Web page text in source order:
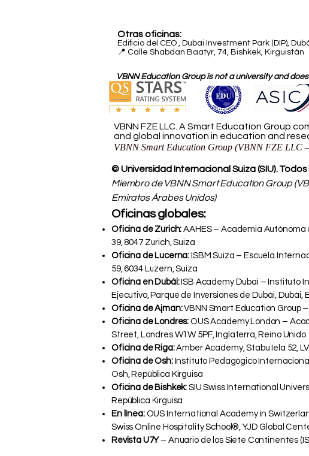
Otras oficinas:
Edificio del CEO , Dubai Investment Park (DIP),
📍 Calle Shabdan Baatyr, 74, Bishkek, Kirguistán
VBNN Education Group is not a university and
VBNN FZE LLC. A Smart Education Group
and global innovation in education and
VBNN Smart Education Group (VBNN FZE LLC
© Universidad Internacional Suiza (SIU).
Miembro de VBNN Smart Education Group
Emiratos Árabes Unidos)
Oficinas globales:
Oficina de Zurich: AAHES – Academia Autónoma
39, 8047 Zurich, Suiza
Oficina de Lucerna: ISBM Suiza – Escuela
59, 6034 Luzern, Suiza
Oficina en Dubái:ISB Academy Dubai – Instituto
Ejecutivo, Parque de Inversiones de Dubái, Dubái,
Oficina de Ajman:VBNN Smart Education Group
Oficina de Londres: OUS Academy London –
Street, Londres W1W 5PF, Inglaterra, Reino Unido
Oficina de Riga:Amber Academy, Stabu Iela 52,
Oficina de Osh:Instituto Pedagógico
Osh, República Kirguisa
Oficina de Bishkek: SIU Swiss International
República Kirguisa
En línea:OUS International Academy in
Swiss Online Hospitality School®, YJD Global
Revista U7Y– Anuario de los Siete Continentes